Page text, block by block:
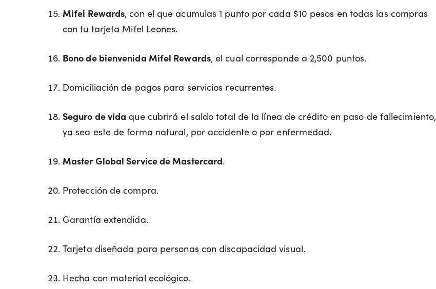
Mifel Rewards, con el que acumulas 1 punto por cada $10 pesos en todas las compras
con tu tarjeta Mifel Leones.
Bono de bienvenida Mifel Rewards, el cual corresponde a 2,500 puntos.
Domiciliación de pagos para servicios recurrentes.
Seguro de vida que cubrirá el saldo total de la línea de crédito en paso de fallecimiento,
ya sea este de forma natural, por accidente o por enfermedad.
Master Global Service de Mastercard.
Protección de compra.
Garantía extendida.
Tarjeta diseñada para personas con discapacidad visual.
Hecha con material ecológico.